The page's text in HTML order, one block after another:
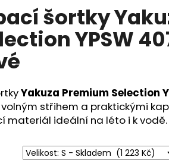
šortky
YPSW
Yakuza Premium Selection
střihem a praktickými
materiál ideální na léto i k vodě.
TRIČKO YAKUZA